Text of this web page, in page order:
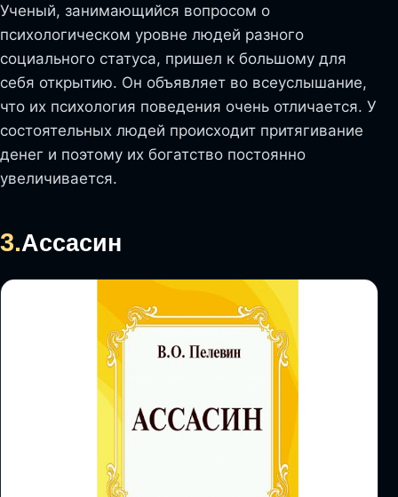
Ученый, занимающийся вопросом о
психологическом уровне людей разного
социального статуса, пришел к большому для
себя открытию. Он объявляет во всеуслышание,
что их психология поведения очень отличается. У
состоятельных людей происходит притягивание
денег и поэтому их богатство постоянно
увеличивается.
3.Ассасин